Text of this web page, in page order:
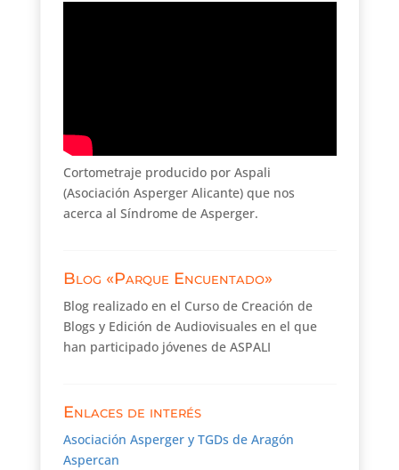
Cortometraje producido por Aspali
(Asociación Asperger Alicante) que nos
acerca al Síndrome de Asperger.
Blog «Parque Encuentado»
Blog realizado en el Curso de Creación de
Blogs y Edición de Audiovisuales en el que
han participado jóvenes de ASPALI
Enlaces de interés
Asociación Asperger y TGDs de Aragón
Aspercan